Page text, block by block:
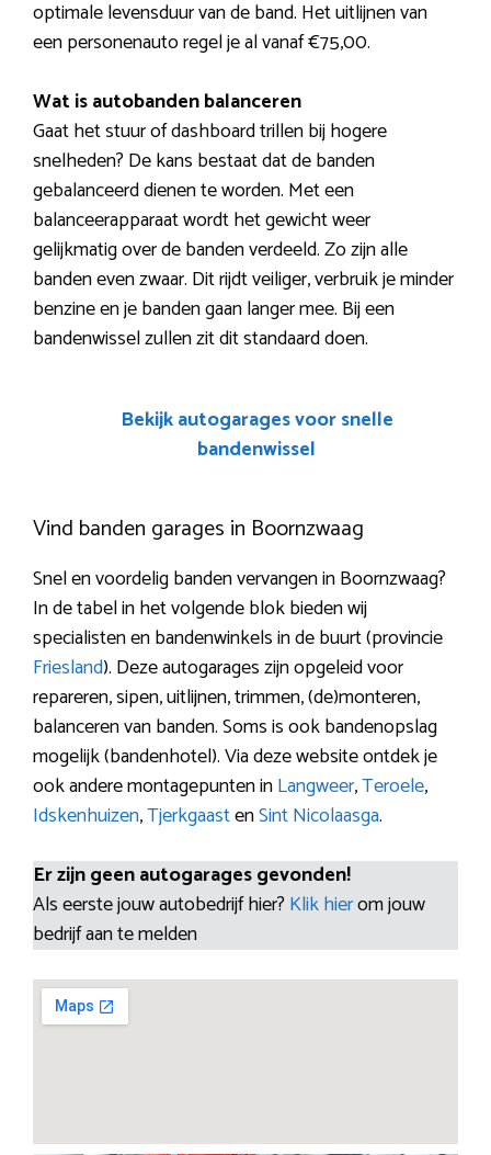
optimale levensduur van de band. Het uitlijnen van
een personenauto regel je al vanaf €75,00.
Wat is autobanden balanceren
Gaat het stuur of dashboard trillen bij hogere
snelheden? De kans bestaat dat de banden
gebalanceerd dienen te worden. Met een
balanceerapparaat wordt het gewicht weer
gelijkmatig over de banden verdeeld. Zo zijn alle
banden even zwaar. Dit rijdt veiliger, verbruik je minder
benzine en je banden gaan langer mee. Bij een
bandenwissel zullen zit dit standaard doen.
Bekijk autogarages voor snelle
bandenwissel
Vind banden garages in Boornzwaag
Snel en voordelig banden vervangen in Boornzwaag?
In de tabel in het volgende blok bieden wij
specialisten en bandenwinkels in de buurt (provincie
Friesland). Deze autogarages zijn opgeleid voor
repareren, sipen, uitlijnen, trimmen, (de)monteren,
balanceren van banden. Soms is ook bandenopslag
mogelijk (bandenhotel). Via deze website ontdek je
ook andere montagepunten inLangweer,Teroele,
Idskenhuizen,TjerkgaastenSint Nicolaasga.
Er zijn geen autogarages gevonden!
Als eerste jouw autobedrijf hier? Klik hierom jouw
bedrijf aan te melden